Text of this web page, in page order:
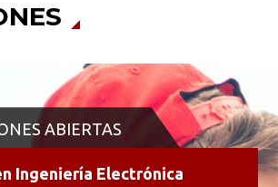
ABIERTAS
Ingeniería Electrónica